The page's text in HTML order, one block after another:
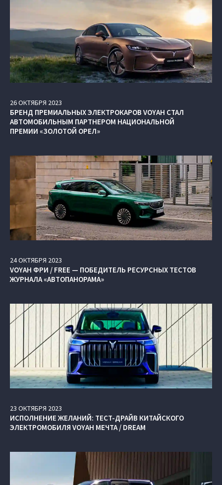
26ОКТЯБРЯ 2023
БРЕНД ПРЕМИАЛЬНЫХ ЭЛЕКТРОКАРОВ VOYAH СТАЛ
АВТОМОБИЛЬНЫМ ПАРТНЕРОМ НАЦИОНАЛЬНОЙ
ПРЕМИИ «ЗОЛОТОЙ ОРЕЛ»
24ОКТЯБРЯ 2023
VOYAH ФРИ / FREE — ПОБЕДИТЕЛЬ РЕСУРСНЫХ ТЕСТОВ
ЖУРНАЛА «АВТОПАНОРАМА»
23 ОКТЯБРЯ 2023
ИСПОЛНЕНИЕ ЖЕЛАНИЙ: ТЕСТ-ДРАЙВ КИТАЙСКОГО
ЭЛЕКТРОМОБИЛЯ VOYAH МЕЧТА / DREAM